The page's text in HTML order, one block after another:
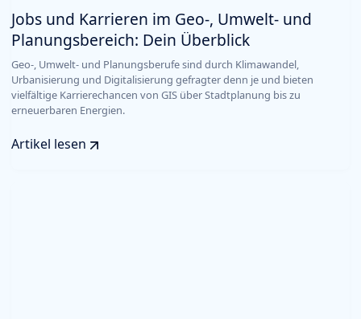
Jobs und Karrieren im Geo-, Umwelt- und
Planungsbereich: Dein Überblick
Geo-, Umwelt- und Planungsberufe sind durch Klimawandel,
Urbanisierung und Digitalisierung gefragter denn je und bieten
vielfältige Karrierechancen von GIS über Stadtplanung bis zu
erneuerbaren Energien.
Artikel lesen